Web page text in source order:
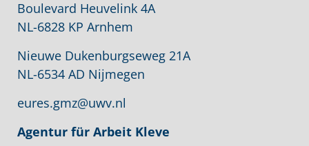
Boulevard Heuvelink 4A
NL-6828 KP Arnhem
Nieuwe Dukenburgseweg 21A
NL-6534 AD Nijmegen
eures.gmz@uwv.nl
Agentur für Arbeit Kleve